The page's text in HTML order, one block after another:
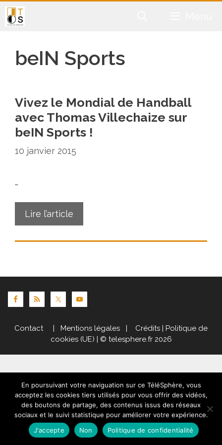
Aller
au
beIN Sports
Vivez le Mondial de Handball
avec Thomas Villechaize sur
beIN Sports !
10 janvier 2015
…
Lire l’article
Contact| Mentions légales | Crédits | Politique de
cookies (UE) | © telesphere.fr 2026
En poursuivant votre naviguation sur ce TéléSphère, vous
acceptez les cookies tiers utilisés pour vous offrir des vidéos,
des boutons de partage, des contenus issus des réseaux
sociaux et le suivi statistique pour améliorer votre expérience.
J'accepte
Non Politique de confidentialité